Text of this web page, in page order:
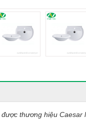
được thương hiệu Caesar